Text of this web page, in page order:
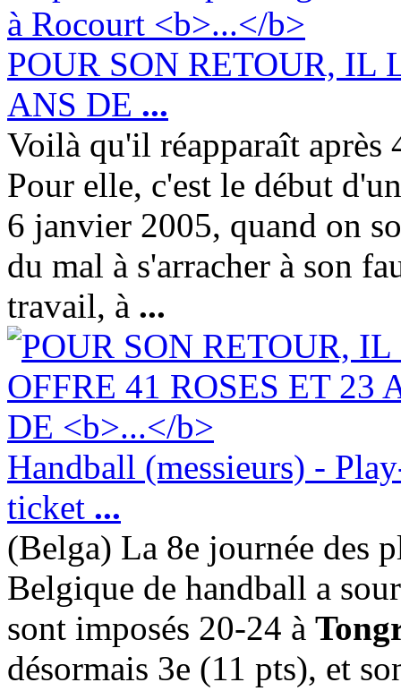
POUR SON RETOUR, IL
ANS DE ...
Voilà qu'il réapparaît après
Pour elle, c'est le début
6 janvier 2005, quand on
du mal à s'arracher à son
travail, à ...
Handball (messieurs) -
ticket ...
(Belga) La 8e journée des
Belgique de handball a
sont imposés 20-24 à
désormais 3e (11 pts), et